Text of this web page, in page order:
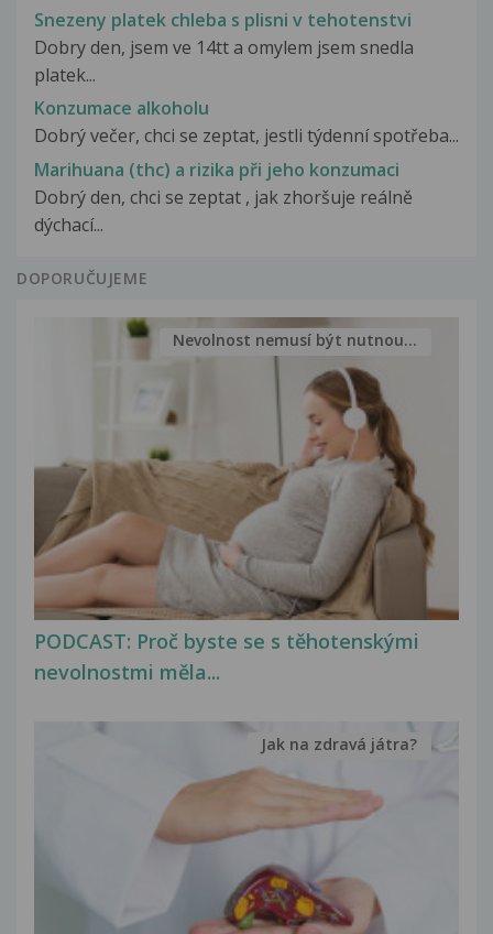
Snezeny platek chleba s plisni v tehotenstvi
Dobry den, jsem ve 14tt a omylem jsem snedla
platek...
Konzumace alkoholu
Dobrý večer, chci se zeptat, jestli týdenní spotřeba...
Marihuana (thc) a rizika při jeho konzumaci
Dobrý den, chci se zeptat , jak zhoršuje reálně
dýchací...
DOPORUČUJEME
PODCAST: Proč byste se s těhotenskými
nevolnostmi měla...
Nevolnost nemusí být nutnou...
Jak na zdravá játra?